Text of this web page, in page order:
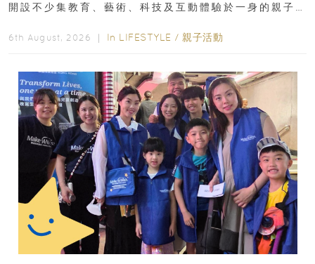
開設不少集教育、藝術、科技及互動體驗於一身的親子
6th August, 2026 ｜ In LIFESTYLE / 親子活動